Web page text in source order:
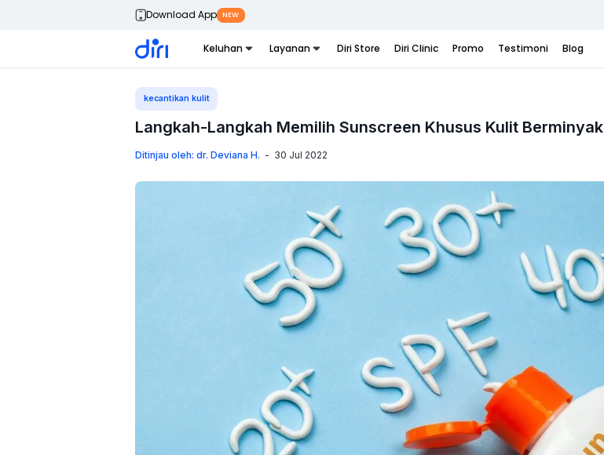
Download App NEW
Keluhan Layanan Diri Store Diri Clinic Promo Testimoni Blog
kecantikan kulit
Langkah-Langkah Memilih Sunscreen Khusus Kulit Berminyak
Ditinjau oleh: dr. Deviana H. - 30 Jul 2022